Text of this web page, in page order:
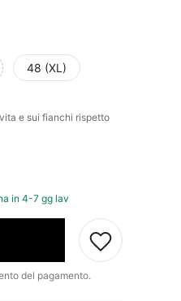
48 (XL)
e sui fianchi rispetto
in 4-7 gg lav
del pagamento.